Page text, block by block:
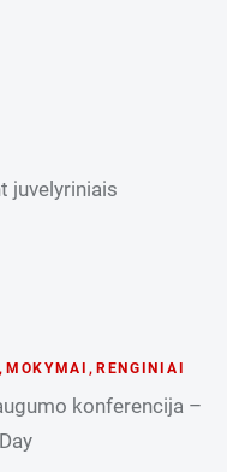
juvelyriniais
, MOKYMAI , RENGINIAI
konferencija –